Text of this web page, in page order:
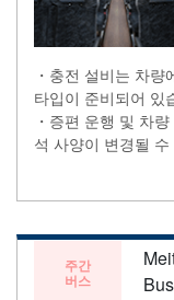
・충전 설비는 차
타입이 준비되어 있
・증편 운행 및 차
석 사양이 변경될
주간
버스